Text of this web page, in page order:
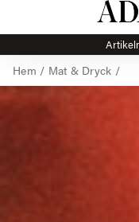
Hem / Mat & Dryck /